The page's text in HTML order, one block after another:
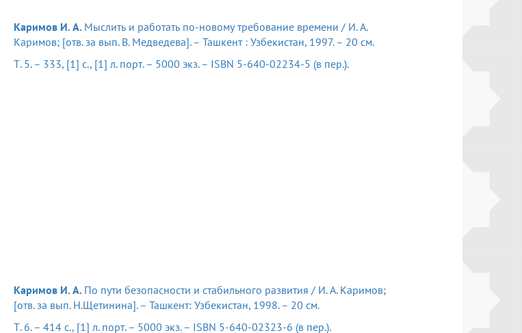
Каримов И. А. Мыслить и работать по-новому требование времени / И. А.
Каримов; [отв. за вып. В. Медведева]. – Ташкент : Узбекистан, 1997. – 20 см.
Т. 5. – 333, [1] с., [1] л. порт. – 5000 экз. – ISBN 5-640-02234-5 (в пер.).
Каримов И. А. По пути безопасности и стабильного развития / И. А. Каримов;
[отв. за вып. Н.Щетинина]. – Ташкент: Узбекистан, 1998. – 20 см.
Т. 6. – 414 с., [1] л. порт. – 5000 экз. – ISBN 5-640-02323-6 (в пер.).